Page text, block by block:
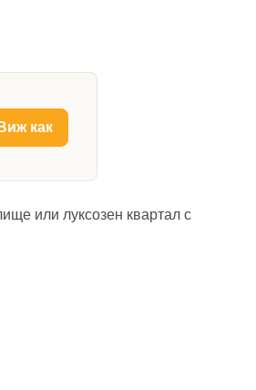
Виж как
или луксозен квартал с